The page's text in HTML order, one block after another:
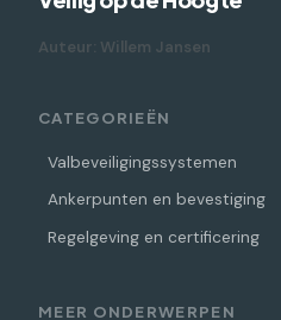
Auteur: Willem Jansen
CATEGORIEËN
Valbeveiligingssystemen
Ankerpunten en bevestiging
Regelgeving en certificering
MEER ONDERWERPEN